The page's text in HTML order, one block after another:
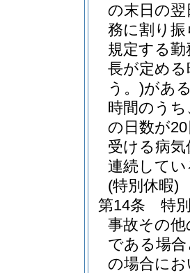
の末日の
務に割り
規定する
長が定める
う。)があ
時間のう
の日数が
受ける病
連続して
(特別休暇)
第14条
特
事故その
である場
の場合に